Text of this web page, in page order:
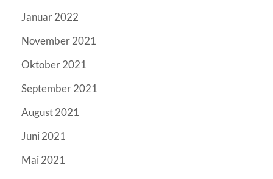
Januar 2022
November 2021
Oktober 2021
September 2021
August 2021
Juni 2021
Mai 2021